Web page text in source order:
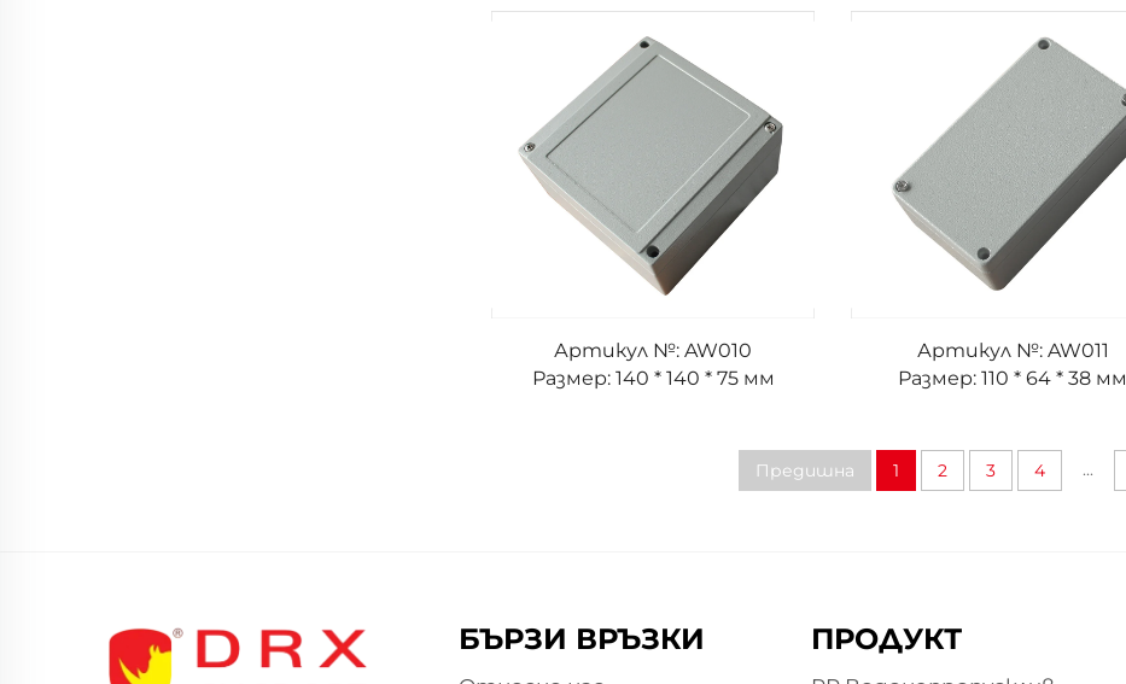
Артикул №: AW010
Размер: 140 * 140 * 75 мм
Артикул №: AW011
Размер: 110 * 64 * 38 мм
Предишна 1 2 3 4 ...
БЪРЗИ ВРЪЗКИ ПРОДУКТ